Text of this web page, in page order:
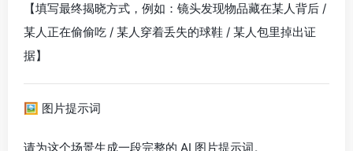
【填写最终揭晓方式，例如：镜头发现物品藏在某人背后 /
某人正在偷偷吃 / 某人穿着丢失的球鞋 / 某人包里掉出证
据】
🖼 图片提示词
请为这个场景生成一段完整的 AI 图片提示词。